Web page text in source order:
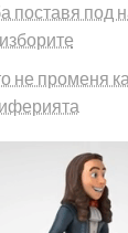
поставя под
не променя